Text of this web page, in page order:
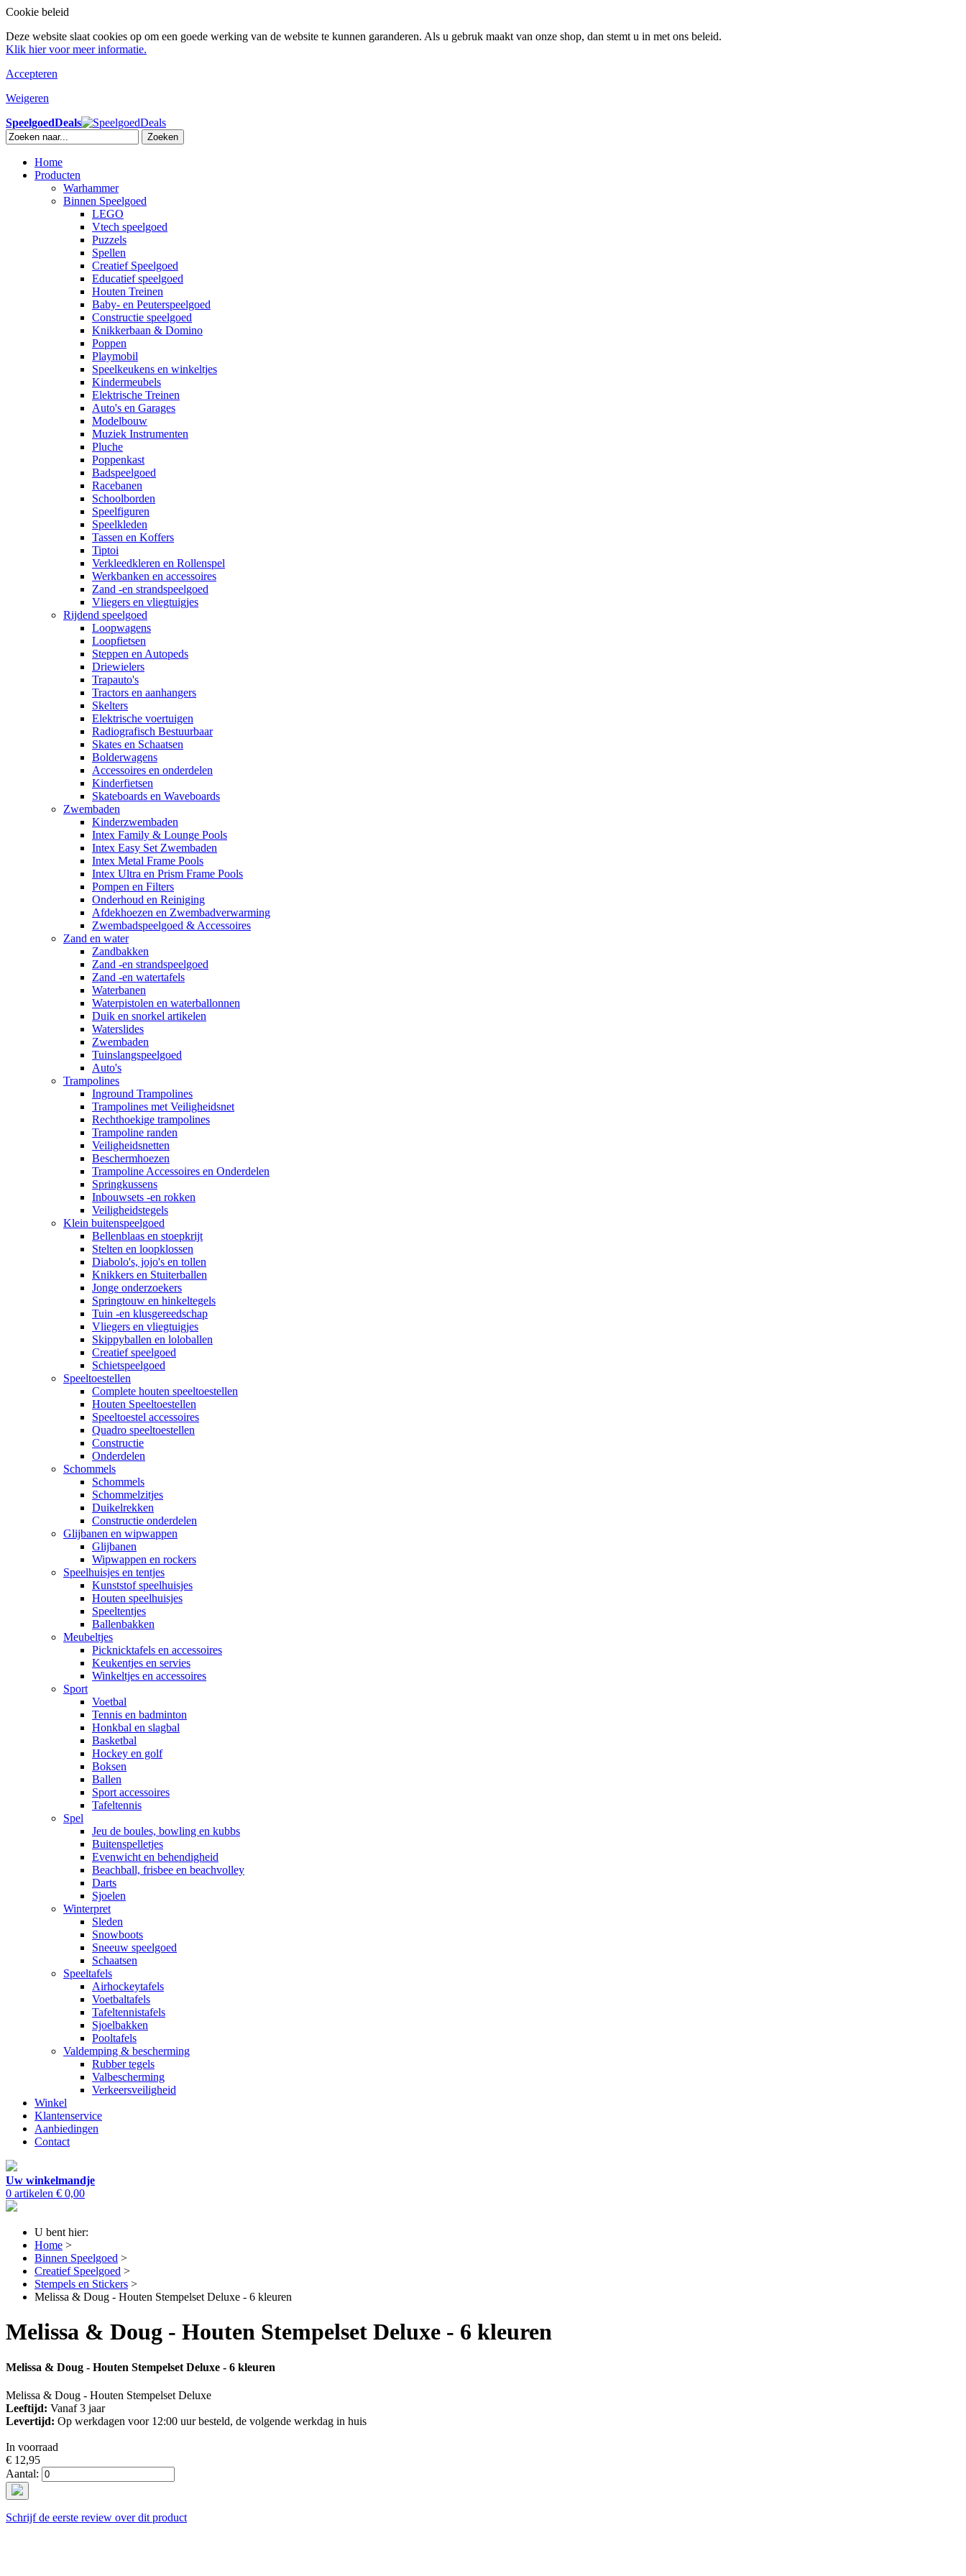
Cookie beleid
Deze website slaat cookies op om een goede werking van de website te kunnen garanderen. Als u gebruk maakt van onze shop, dan stemt u in met ons beleid.
Klik hier voor meer informatie.
Accepteren
Weigeren
SpeelgoedDeals
Zoeken
Home
Producten
Warhammer
Binnen Speelgoed
LEGO
Vtech speelgoed
Puzzels
Spellen
Creatief Speelgoed
Educatief speelgoed
Houten Treinen
Baby- en Peuterspeelgoed
Constructie speelgoed
Knikkerbaan & Domino
Poppen
Playmobil
Speelkeukens en winkeltjes
Kindermeubels
Elektrische Treinen
Auto's en Garages
Modelbouw
Muziek Instrumenten
Pluche
Poppenkast
Badspeelgoed
Racebanen
Schoolborden
Speelfiguren
Speelkleden
Tassen en Koffers
Tiptoi
Verkleedkleren en Rollenspel
Werkbanken en accessoires
Zand -en strandspeelgoed
Vliegers en vliegtuigjes
Rijdend speelgoed
Loopwagens
Loopfietsen
Steppen en Autopeds
Driewielers
Trapauto's
Tractors en aanhangers
Skelters
Elektrische voertuigen
Radiografisch Bestuurbaar
Skates en Schaatsen
Bolderwagens
Accessoires en onderdelen
Kinderfietsen
Skateboards en Waveboards
Zwembaden
Kinderzwembaden
Intex Family & Lounge Pools
Intex Easy Set Zwembaden
Intex Metal Frame Pools
Intex Ultra en Prism Frame Pools
Pompen en Filters
Onderhoud en Reiniging
Afdekhoezen en Zwembadverwarming
Zwembadspeelgoed & Accessoires
Zand en water
Zandbakken
Zand -en strandspeelgoed
Zand -en watertafels
Waterbanen
Waterpistolen en waterballonnen
Duik en snorkel artikelen
Waterslides
Zwembaden
Tuinslangspeelgoed
Auto's
Trampolines
Inground Trampolines
Trampolines met Veiligheidsnet
Rechthoekige trampolines
Trampoline randen
Veiligheidsnetten
Beschermhoezen
Trampoline Accessoires en Onderdelen
Springkussens
Inbouwsets -en rokken
Veiligheidstegels
Klein buitenspeelgoed
Bellenblaas en stoepkrijt
Stelten en loopklossen
Diabolo's, jojo's en tollen
Knikkers en Stuiterballen
Jonge onderzoekers
Springtouw en hinkeltegels
Tuin -en klusgereedschap
Vliegers en vliegtuigjes
Skippyballen en loloballen
Creatief speelgoed
Schietspeelgoed
Speeltoestellen
Complete houten speeltoestellen
Houten Speeltoestellen
Speeltoestel accessoires
Quadro speeltoestellen
Constructie
Onderdelen
Schommels
Schommels
Schommelzitjes
Duikelrekken
Constructie onderdelen
Glijbanen en wipwappen
Glijbanen
Wipwappen en rockers
Speelhuisjes en tentjes
Kunststof speelhuisjes
Houten speelhuisjes
Speeltentjes
Ballenbakken
Meubeltjes
Picknicktafels en accessoires
Keukentjes en servies
Winkeltjes en accessoires
Sport
Voetbal
Tennis en badminton
Honkbal en slagbal
Basketbal
Hockey en golf
Boksen
Ballen
Sport accessoires
Tafeltennis
Spel
Jeu de boules, bowling en kubbs
Buitenspelletjes
Evenwicht en behendigheid
Beachball, frisbee en beachvolley
Darts
Sjoelen
Winterpret
Sleden
Snowboots
Sneeuw speelgoed
Schaatsen
Speeltafels
Airhockeytafels
Voetbaltafels
Tafeltennistafels
Sjoelbakken
Pooltafels
Valdemping & bescherming
Rubber tegels
Valbescherming
Verkeersveiligheid
Winkel
Klantenservice
Aanbiedingen
Contact
Uw winkelmandje
0 artikelen € 0,00
U bent hier:
Home >
Binnen Speelgoed >
Creatief Speelgoed >
Stempels en Stickers >
Melissa & Doug - Houten Stempelset Deluxe - 6 kleuren
Melissa & Doug - Houten Stempelset Deluxe - 6 kleuren
Melissa & Doug - Houten Stempelset Deluxe - 6 kleuren
Melissa & Doug - Houten Stempelset Deluxe
Leeftijd: Vanaf 3 jaar
Levertijd: Op werkdagen voor 12:00 uur besteld, de volgende werkdag in huis
In voorraad
€ 12,95
Aantal:
Schrijf de eerste review over dit product